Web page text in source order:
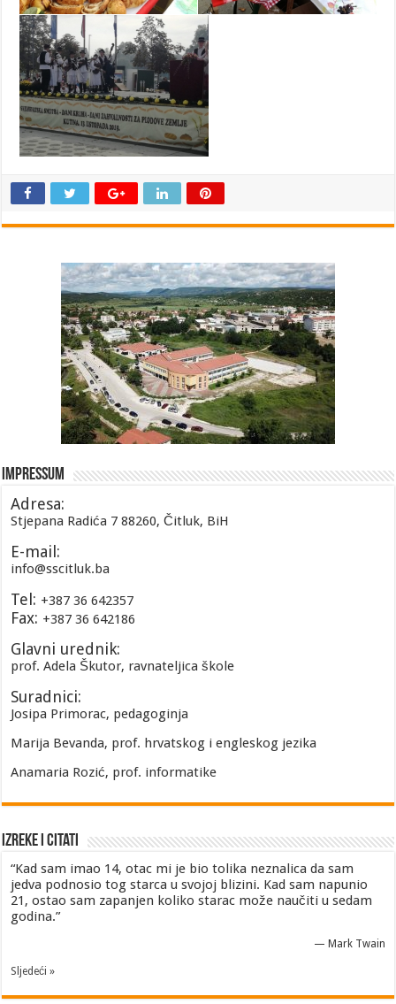
Impressum
Adresa:
Stjepana Radića 7 88260, Čitluk, BiH
E-mail:
info@sscitluk.ba
Tel: +387 36 642357
Fax: +387 36 642186
Glavni urednik:
prof. Adela Škutor, ravnateljica škole
Suradnici:
Josipa Primorac, pedagoginja
Marija Bevanda, prof. hrvatskog i engleskog jezika
Anamaria Rozić, prof. informatike
Izreke i Citati
“Kad sam imao 14, otac mi je bio tolika neznalica da sam
jedva podnosio tog starca u svojoj blizini. Kad sam napunio
21, ostao sam zapanjen koliko starac može naučiti u sedam
godina.”
— Mark Twain
Sljedeći »